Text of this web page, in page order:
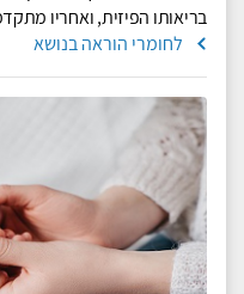
בריאותו הפיזית, ואחריו
לחומרי הוראה בנושא